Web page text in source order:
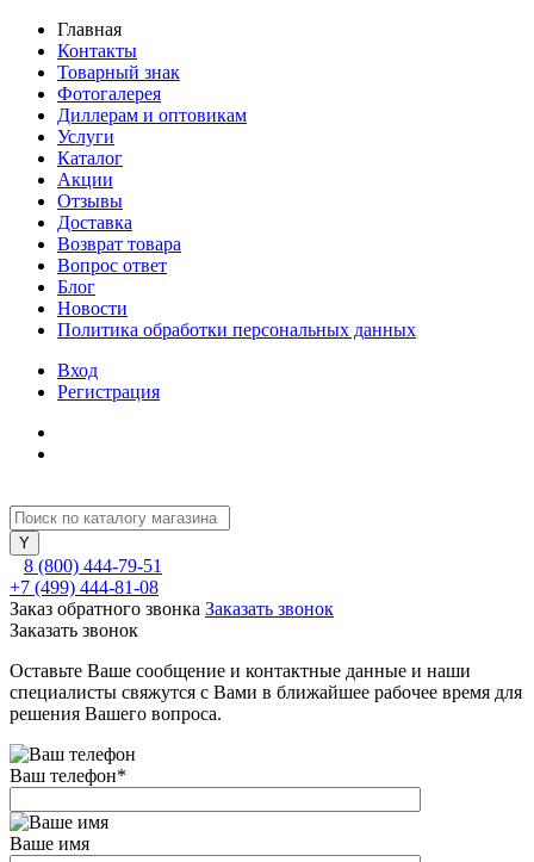
Главная
Контакты
Товарный знак
Фотогалерея
Диллерам и оптовикам
Услуги
Каталог
Акции
Отзывы
Доставка
Возврат товара
Вопрос ответ
Блог
Новости
Политика обработки персональных данных
Вход
Регистрация
8 (800) 444-79-51
+7 (499) 444-81-08
Заказ обратного звонка Заказать звонок
Заказать звонок
Оставьте Ваше сообщение и контактные данные и наши
специалисты свяжутся с Вами в ближайшее рабочее время для
решения Вашего вопроса.
Ваш телефон*
Ваше имя